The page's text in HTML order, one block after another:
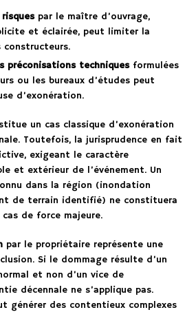
par le maître d’ouvrage,
et éclairée, peut limiter la
constructeurs.
préconisations techniquesformulées
ou les bureaux d’études peut
d’exonération.
un cas classique d’exonération
Toutefois, la jurisprudence en fait
exigeant le caractère
et extérieur de l’événement. Un
dans la région (inondation
de terrain identifié) ne constituera
de force majeure.
par le propriétaire représente une
Si le dommage résulte d’un
et non d’un vice de
décennale ne s’applique pas.
générer des contentieux complexes